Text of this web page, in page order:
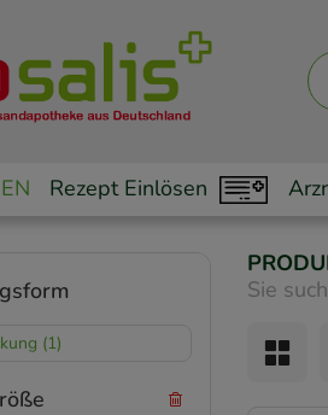
Rezept Einlösen
Sie
(1)